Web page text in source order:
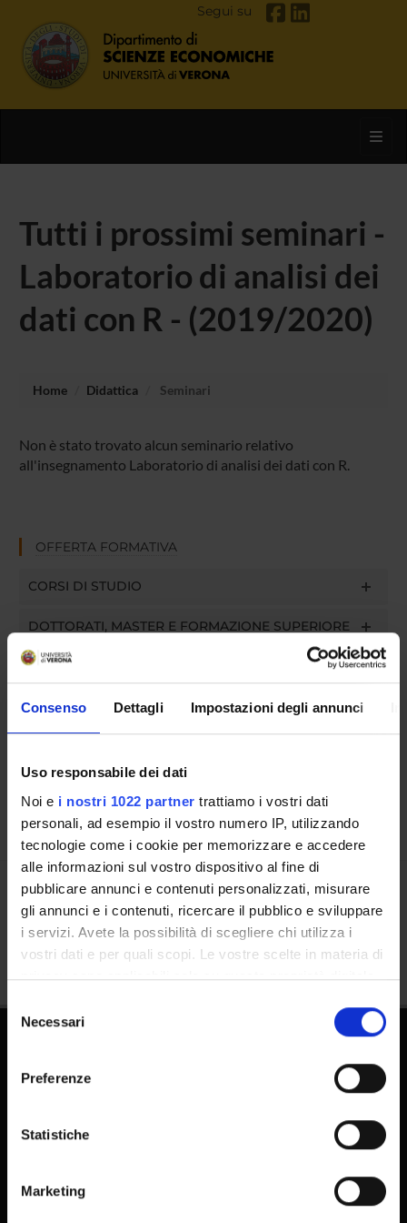
Consenso Dettagli Impostazioni degli annunci
Uso responsabile dei dati
Noi e i nostri 1022 partner trattiamo i vostri dati
personali, ad esempio il vostro numero IP, utilizzando
tecnologie come i cookie per memorizzare e accedere
alle informazioni sul vostro dispositivo al fine di
pubblicare annunci e contenuti personalizzati, misurare
gli annunci e i contenuti, ricercare il pubblico e sviluppare
i servizi. Avete la possibilità di scegliere chi utilizza i
vostri dati e per quali scopi. Le vostre scelte in materia di
privacy sono applicabili solo su questa proprietà digitale
modificare o revocare il proprio consenso in qualsiasi
momento dalla Dichiarazione sui cookie o facendo clic
raccogliere informazioni sulla tua posizione
geografica, con un'approssimazione di qualche
Identificare il tuo dispositivo, scansionandolo
delNecessari
Preferenze
Statistiche
Marketing
Segui su
Tutti i prossimi seminari -
Laboratorio di analisi dei
dati con R - (2019/2020)
Home Didattica Seminari
Non è stato trovato alcun seminario relativo
all'insegnamento Laboratorio di analisi dei dati con R.
OFFERTA FORMATIVA
CORSI DI STUDIO
DOTTORATI, MASTER E FORMAZIONE SUPERIORE
Persone
Luoghi
Condividi
E-learning